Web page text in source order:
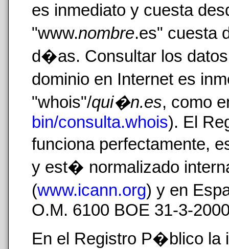
es inmediato y cuesta
"www.nombre.es" cuesta
d�as. Consultar los
dominio en Internet es
"whois"/qui�n.es, como
bin/consulta.whois). El
funciona perfectamente,
y est� normalizado
(www.icann.org) y en
O.M. 6100 BOE 31-3-
En el Registro P�blico